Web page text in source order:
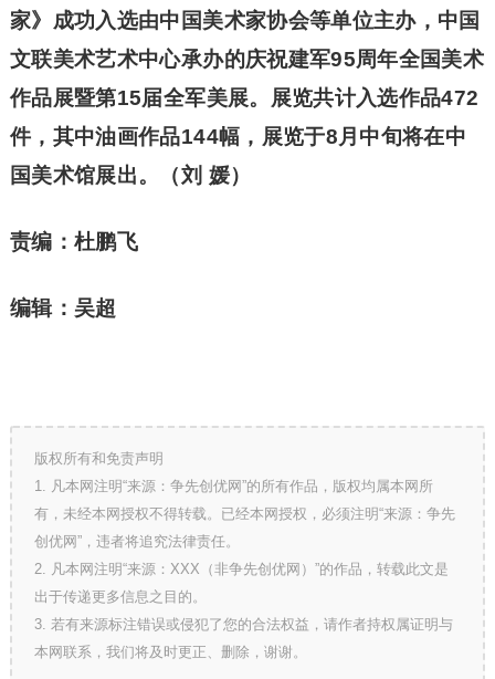
家》成功入选由中国美术家协会等单位主办，中国
文联美术艺术中心承办的庆祝建军95周年全国美术
作品展暨第15届全军美展。展览共计入选作品472
件，其中油画作品144幅，展览于8月中旬将在中
国美术馆展出。（刘 媛）
责编：杜鹏飞
编辑：吴超
版权所有和免责声明
1. 凡本网注明“来源：争先创优网”的所有作品，版权均属本网所
有，未经本网授权不得转载。已经本网授权，必须注明“来源：争先
创优网”，违者将追究法律责任。
2. 凡本网注明“来源：XXX（非争先创优网）”的作品，转载此文是
出于传递更多信息之目的。
3. 若有来源标注错误或侵犯了您的合法权益，请作者持权属证明与
本网联系，我们将及时更正、删除，谢谢。